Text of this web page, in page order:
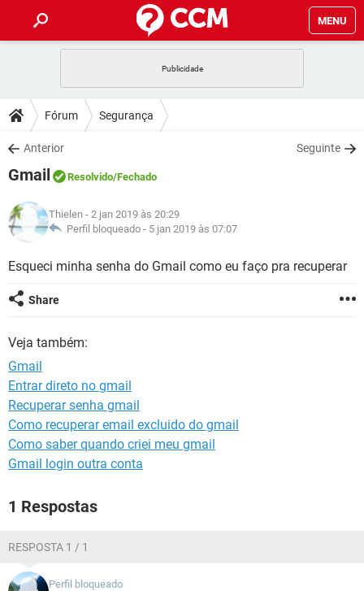
MENU
CELULAR
OUTLOOK
INSTAGRAM
GUIA DE COMPRAS
DICAS
JOGOS
INSTAGRAM
GUIA DE COMPRAS
DOWNLOADS
JOGOS
CELULAR
OUTLOOK EXCEL
INSTAGRAM
JOGOS
CELULAR
OUTLOOK EXCEL
INSTAGRAM
GLOSSÁRIO
WHATSAPP
INSTAGRAM
GUIA DE COMPRAS
Fórum Segurança
Anterior Seguinte
Gmail Resolvido/Fechado
Thielen - 2 jan 2019 às 20:29
Perfil bloqueado - 5 jan 2019 às 07:07
Esqueci minha senha do Gmail como eu faço pra recuperar
Share
Veja também:
Gmail
Entrar direto no gmail
Recuperar senha gmail
Como recuperar email excluido do gmail
Como saber quando criei meu gmail
Gmail login outra conta
1 Respostas
RESPOSTA 1 / 1
Perfil bloqueado